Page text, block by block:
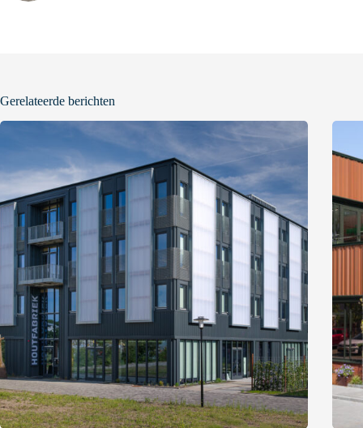
Gerelateerde berichten